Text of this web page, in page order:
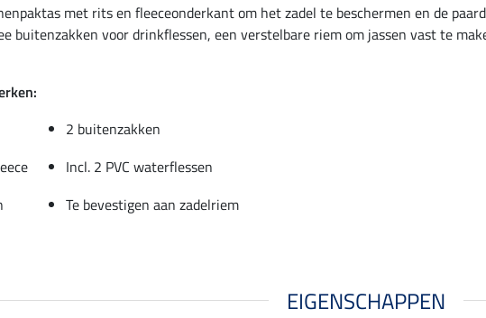
met rits en fleeceonderkant om het zadel te beschermen en de
buitenzakken voor drinkflessen, een verstelbare riem om jassen vast te
2 buitenzakken
Incl. 2 PVC waterflessen
Te bevestigen aan zadelriem
EIGENSCHAPPEN